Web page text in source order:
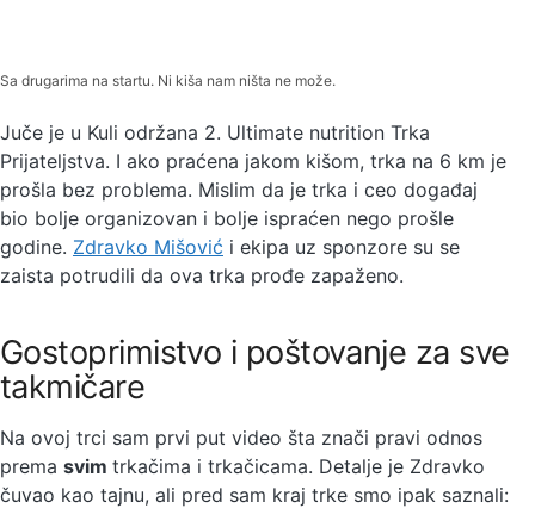
Sa drugarima na startu. Ni kiša nam ništa ne može.
Juče je u Kuli održana 2. Ultimate nutrition Trka
Prijateljstva. I ako praćena jakom kišom, trka na 6 km je
prošla bez problema. Mislim da je trka i ceo događaj
bio bolje organizovan i bolje ispraćen nego prošle
godine. Zdravko Mišović i ekipa uz sponzore su se
zaista potrudili da ova trka prođe zapaženo.
Gostoprimistvo i poštovanje za sve
takmičare
Na ovoj trci sam prvi put video šta znači pravi odnos
prema svim trkačima i trkačicama. Detalje je Zdravko
čuvao kao tajnu, ali pred sam kraj trke smo ipak saznali: